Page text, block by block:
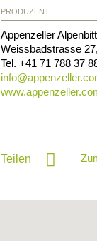
PRODUZENT
Appenzeller
Weissbadstrasse 27,
Tel. +41 71 788 37
info@
Teilen